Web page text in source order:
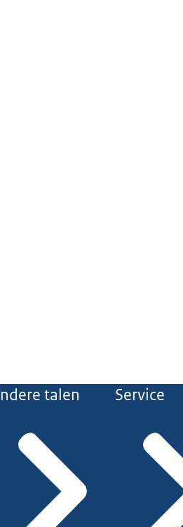
talen Service